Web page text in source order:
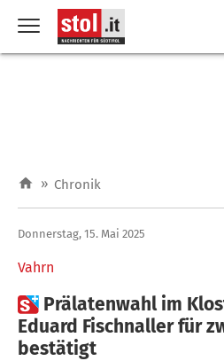
» Chronik
Vahrn
Donnerstag, 15. Mai 2025
 Prälatenwahl im
Eduard Fischnaller für
bestätigt